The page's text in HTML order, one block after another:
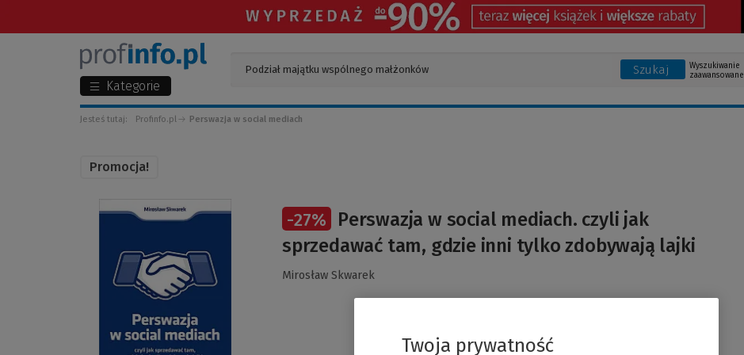
Kategorie
Szukaj
Wyszukiwanie
zaawansowane
Jesteś tutaj: Profinfo.pl Perswazja w social mediach
Promocja!
-27%
Perswazja w social mediach. czyli jak
sprzedawać tam, gdzie inni tylko zdobywają lajki
Mirosław Skwarek
Twoja prywatność